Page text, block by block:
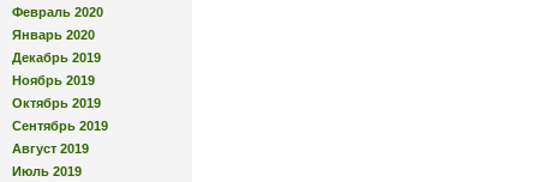
Февраль 2020
Январь 2020
Декабрь 2019
Ноябрь 2019
Октябрь 2019
Сентябрь 2019
Август 2019
Июль 2019